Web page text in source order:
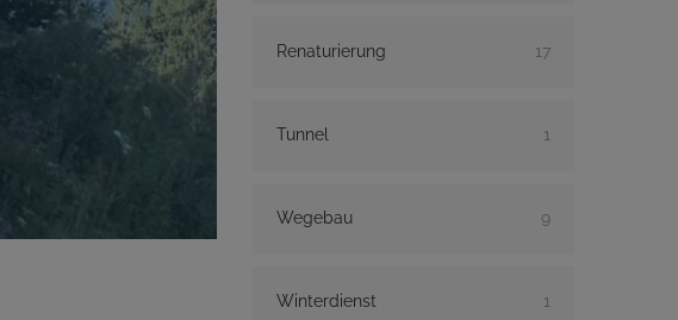
Renaturierung 17
Tunnel 1
Wegebau 9
Winterdienst 1